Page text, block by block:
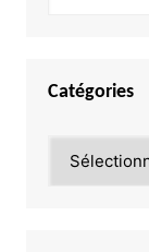
Catégories